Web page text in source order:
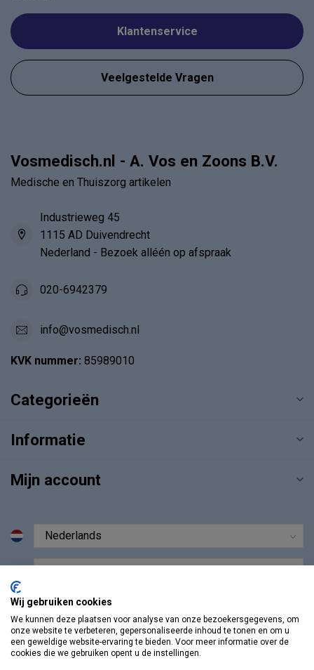
Klantenservice
Veelgestelde Vragen
Vosmedisch.nl - A. Vos en Zoons B.V.
Medische en Thuiszorg artikelen
Industrieweg 45
1115 AD Duivendrecht
Nederland - Bezoek alléén op afspraak
020-6942379
info@vosmedisch.nl
KVK nummer: 85989010
Categorieën
Informatie
Mijn account
Wij gebruiken cookies
We kunnen deze plaatsen voor analyse van onze bezoekersgegevens, om
onze website te verbeteren, gepersonaliseerde inhoud te tonen en om u
een geweldige website-ervaring te bieden. Voor meer informatie over de
cookies die we gebruiken opent u de instellingen.